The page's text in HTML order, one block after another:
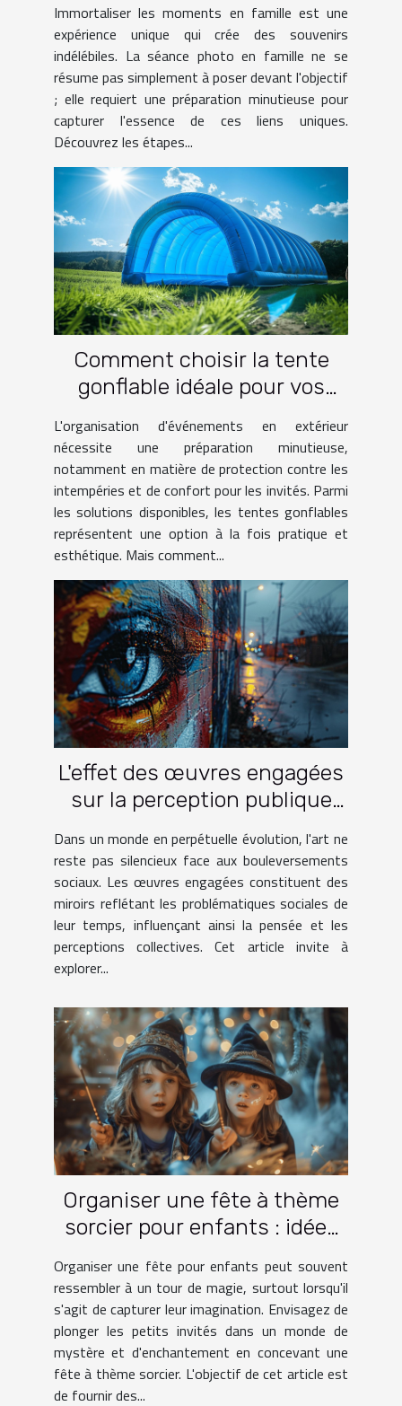
Immortaliser les moments en famille est une
expérience unique qui crée des souvenirs
indélébiles. La séance photo en famille ne se
résume pas simplement à poser devant l'objectif
; elle requiert une préparation minutieuse pour
capturer l'essence de ces liens uniques.
Découvrez les étapes...
Comment choisir la tente
gonflable idéale pour vos
événements
L'organisation d'événements en extérieur
nécessite une préparation minutieuse,
notamment en matière de protection contre les
intempéries et de confort pour les invités. Parmi
les solutions disponibles, les tentes gonflables
représentent une option à la fois pratique et
esthétique. Mais comment...
L'effet des œuvres engagées
sur la perception publique
Dans un monde en perpétuelle évolution, l'art ne
reste pas silencieux face aux bouleversements
sociaux. Les œuvres engagées constituent des
miroirs reflétant les problématiques sociales de
leur temps, influençant ainsi la pensée et les
perceptions collectives. Cet article invite à
explorer...
Organiser une fête à thème
sorcier pour enfants : idées
Organiser une fête pour enfants peut souvent
ressembler à un tour de magie, surtout lorsqu'il
s'agit de capturer leur imagination. Envisagez de
plonger les petits invités dans un monde de
mystère et d'enchantement en concevant une
fête à thème sorcier. L'objectif de cet article est
de fournir des...